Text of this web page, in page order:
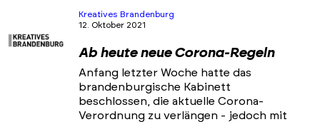
Kreatives Brandenburg
12. Oktober 2021
Ab heute neue Corona-Regeln
Anfang letzter Woche hatte das
brandenburgische Kabinett
beschlossen, die aktuelle Corona-
Verordnung zu verlängen - jedoch mit